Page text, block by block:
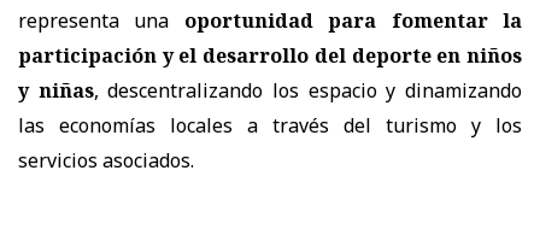
representa una
oportunidad para fomentar la
participación y el desarrollo del deporte en niños
y niñas, descentralizando los espacio y dinamizando
las economías locales a través del turismo y los
servicios asociados.